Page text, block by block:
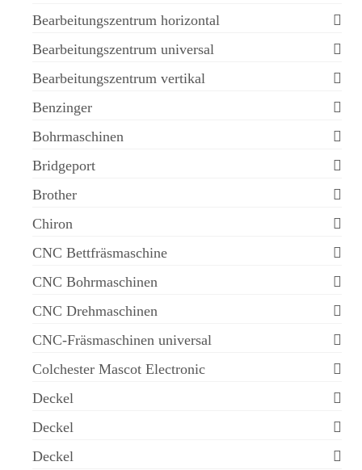
Bearbeitungszentrum horizontal
Bearbeitungszentrum universal
Bearbeitungszentrum vertikal
Benzinger
Bohrmaschinen
Bridgeport
Brother
Chiron
CNC Bettfräsmaschine
CNC Bohrmaschinen
CNC Drehmaschinen
CNC-Fräsmaschinen universal
Colchester Mascot Electronic
Deckel
Deckel
Deckel